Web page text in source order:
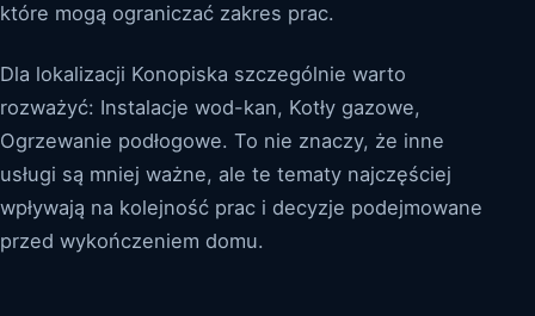
które mogą ograniczać zakres prac.
Dla lokalizacji Konopiska szczególnie warto
rozważyć: Instalacje wod-kan, Kotły gazowe,
Ogrzewanie podłogowe. To nie znaczy, że inne
usługi są mniej ważne, ale te tematy najczęściej
wpływają na kolejność prac i decyzje podejmowane
przed wykończeniem domu.